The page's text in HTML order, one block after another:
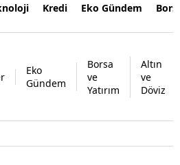
Kredi Eko Gündem
Eko
Gündem
Borsa
ve
Yatırım
Altın
ve
Döviz